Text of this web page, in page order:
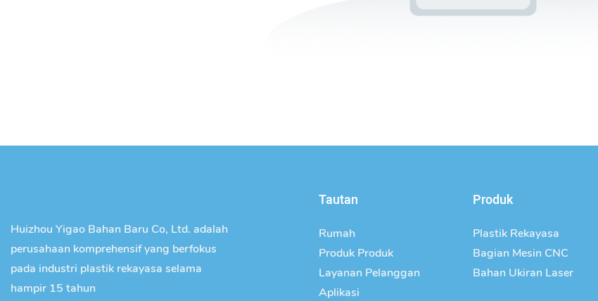
Huizhou Yigao Bahan Baru Co, Ltd. adalah
perusahaan komprehensif yang berfokus
pada industri plastik rekayasa selama
hampir 15 tahun
Tautan
Rumah
Produk Produk
Layanan Pelanggan
Aplikasi
Produk
Plastik Rekayasa
Bagian Mesin CNC
Bahan Ukiran Laser